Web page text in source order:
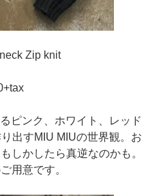
Zip knit
ピンク、ホワイト、レッド
出すMIU MIUの世界観。お
しかしたら真逆なのかも。
用意です。